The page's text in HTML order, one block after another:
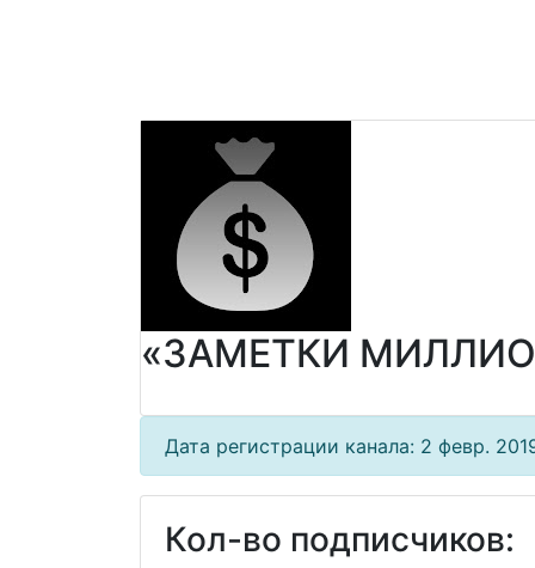
«ЗАМЕТКИ
Дата регистрации канала: 2 февр.
Кол-во подписчиков: